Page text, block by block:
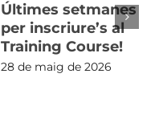
Últimes setmanes
per inscriure’s al
Training Course!
28 de maig de 2026